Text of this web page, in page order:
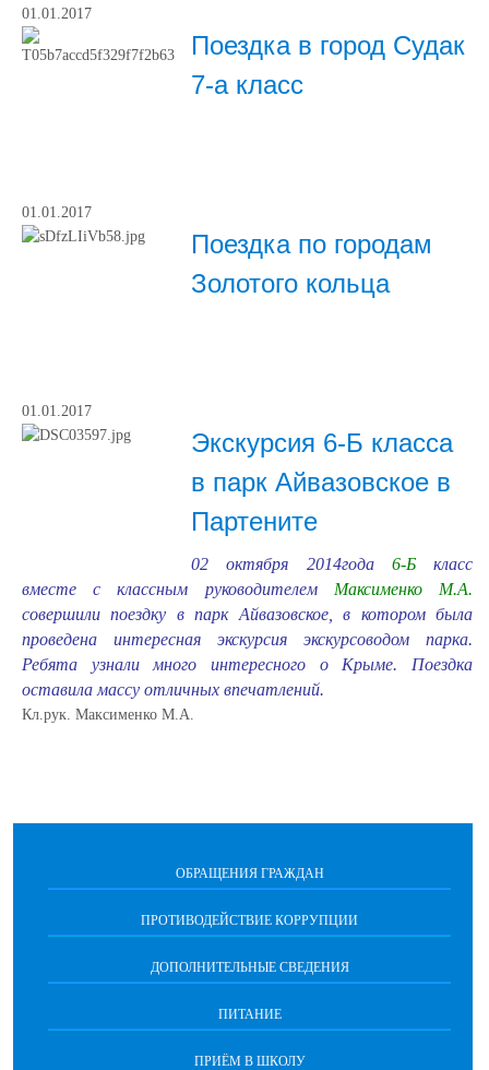
01.01.2017
Поездка в город Судак
7-а класс
01.01.2017
Поездка по городам
Золотого кольца
01.01.2017
Экскурсия 6-Б класса
в парк Айвазовское в
Партените
02 октября 2014года 6-Бкласс
вместе с классным руководителем Максименко М.А.
совершили поездку в парк Айвазовское, в котором была
проведена интересная экскурсия экскурсоводом парка.
Ребята узнали много интересного о Крыме. Поездка
оставила массу отличных впечатлений.
Кл.рук. Максименко М.А.
ОБРАЩЕНИЯ ГРАЖДАН
ПРОТИВОДЕЙСТВИЕ КОРРУПЦИИ
ДОПОЛНИТЕЛЬНЫЕ СВЕДЕНИЯ
ПИТАНИЕ
ПРИЁМ В ШКОЛУ